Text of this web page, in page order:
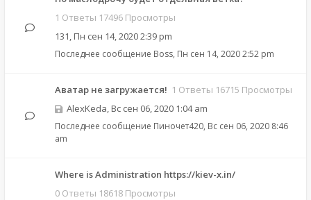
1 Ответы 17496 Просмотры
131, Пн сен 14, 2020 2:39 pm
Последнее сообщение Boss, Пн сен 14, 2020 2:52 pm
Аватар не загружается! 1 Ответы 16715 Просмотры
AlexKeda, Вс сен 06, 2020 1:04 am
Последнее сообщение Пиночет420, Вс сен 06, 2020 8:46
am
Where is Administration https://kiev-x.in/
0 Ответы 18618 Просмотры